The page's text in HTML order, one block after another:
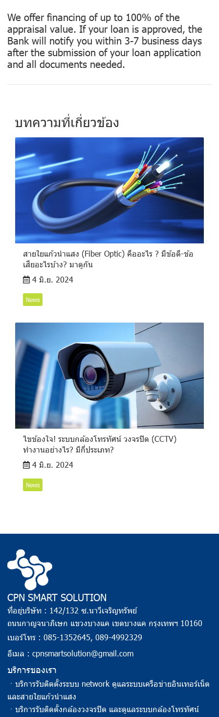
We offer financing of up to 100% of the
appraisal value. If your loan is approved, the
Bank will notify you within 3-7 business days
after the submission of your loan application
and all documents needed.
บทความที่เกี่ยวข้อง
สายใยแก้วนำแสง (Fiber Optic) คืออะไร ? มีข้อดี-ข้อ
เสียอะไรบ้าง? มาดูกัน
4 มิ.ย. 2024
News
ไขข้องใจ! ระบบกล้องโทรทัศน์ วงจรปิด (CCTV)
ทำงานอย่างไร? มีกี่ประเภท?
4 มิ.ย. 2024
News
CPN SMART SOLUTION
ที่อยู่บริษัท : 142/132 ซ.นาวีเจริญทรัพย์
ถนนกาญจนาภิเษก แขวงบางแค เขตบางแค กรุงเทพฯ 10160
เบอร์โทร : 085-1352645, 089-4992329
อีเมล : cpnsmartsolution@gmail.com
บริการของเรา
ㆍ บริการรับติดตั้งระบบ network ดูแลระบบเครือข่ายอินเทอร์เน็ต
และสายใยแก้วนำแสง
ㆍ บริการรับติดตั้งกล้องวงจรปิด และดูแลระบบกล้องโทรทัศน์